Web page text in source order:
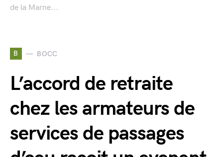
de la Marne...
B BOCC
L’accord de retraite
chez les armateurs de
services de passages